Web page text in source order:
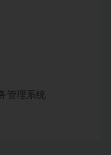
管理系统